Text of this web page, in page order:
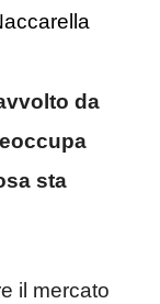
da
sta
il mercato